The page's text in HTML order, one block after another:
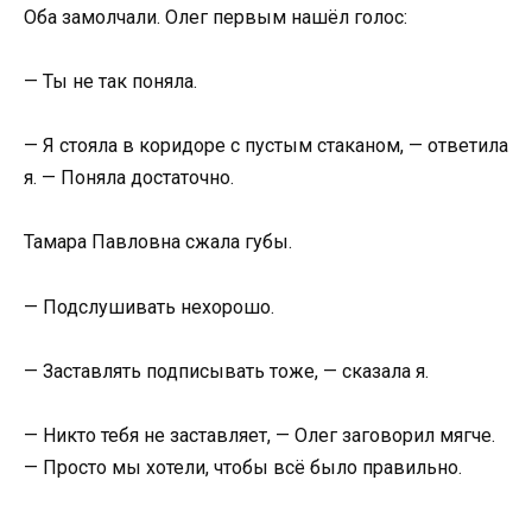
Оба замолчали. Олег первым нашёл голос:
— Ты не так поняла.
— Я стояла в коридоре с пустым стаканом, — ответила
я. — Поняла достаточно.
Тамара Павловна сжала губы.
— Подслушивать нехорошо.
— Заставлять подписывать тоже, — сказала я.
— Никто тебя не заставляет, — Олег заговорил мягче.
— Просто мы хотели, чтобы всё было правильно.